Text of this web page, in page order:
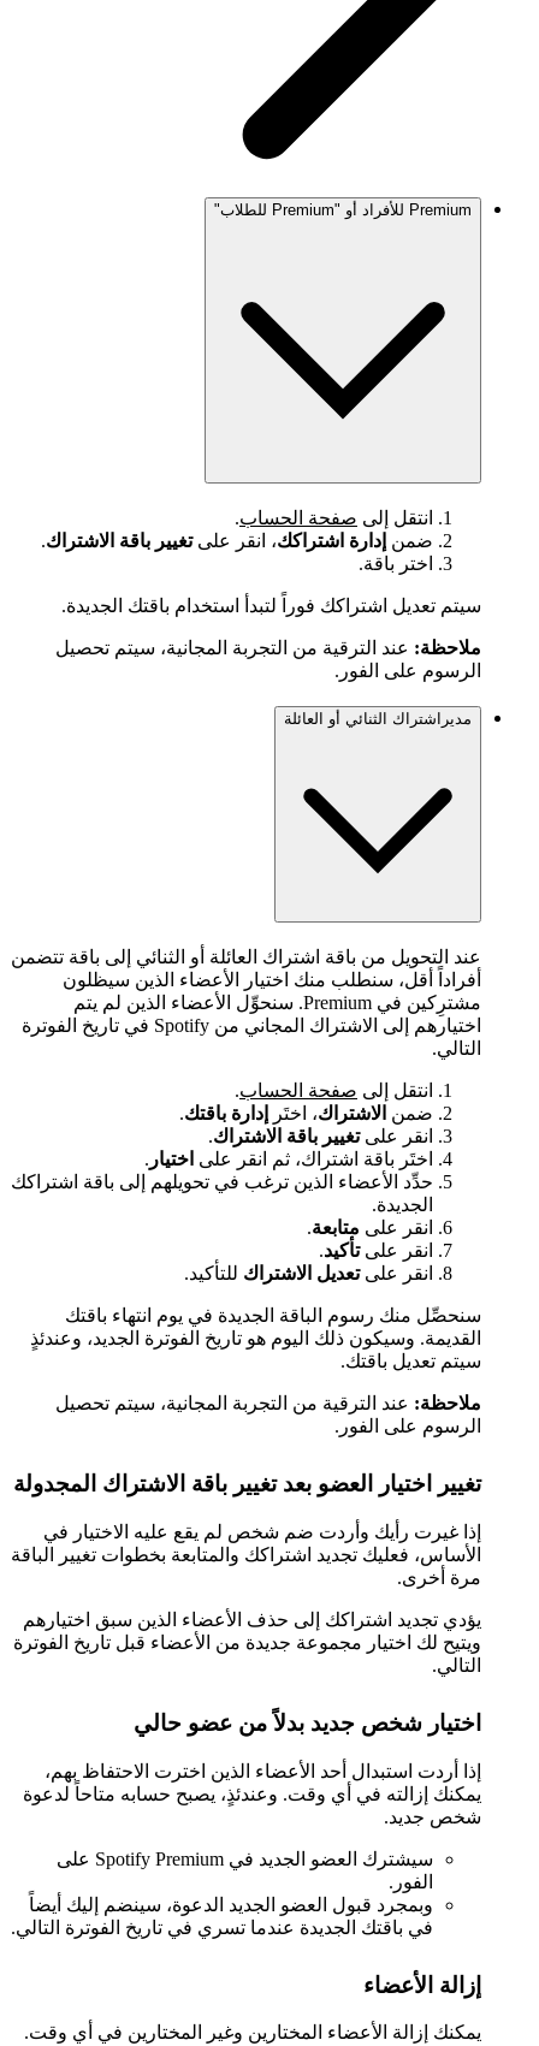
Premium للأفراد أو "Premium للطلاب"
انتقل إلى صفحة الحساب.
ضمن إدارة اشتراكك، انقر علىتغيير باقة الاشتراك.
اختر باقة.
سيتم تعديل اشتراكك فوراً لتبدأ استخدام باقتك الجديدة.
ملاحظة: عند الترقية من التجربة المجانية، سيتم تحصيل
الرسوم على الفور.
مديراشتراك الثنائي أو العائلة
عند التحويل من باقة اشتراك العائلة أو الثنائي إلى باقة تتضمن
أفراداً أقل، سنطلب منك اختيار الأعضاء الذين سيظلون
مشترِكين في Premium. سنحوِّل الأعضاء الذين لم يتم
اختيارهم إلى الاشتراك المجاني من Spotify في تاريخ الفوترة
التالي.
انتقل إلى صفحة الحساب.
ضمن الاشتراك، اختَر إدارة باقتك.
انقر علىتغيير باقة الاشتراك.
اختَر باقة اشتراك، ثم انقر على اختيار .
حدِّد الأعضاء الذين ترغب في تحويلهم إلى باقة اشتراكك
الجديدة.
انقر على متابعة.
انقر علىتأكيد.
انقر علىتعديل الاشتراك للتأكيد.
سنحصِّل منك رسوم الباقة الجديدة في يوم انتهاء باقتك
القديمة. وسيكون ذلك اليوم هو تاريخ الفوترة الجديد، وعندئذٍ
سيتم تعديل باقتك.
ملاحظة: عند الترقية من التجربة المجانية، سيتم تحصيل
الرسوم على الفور.
تغيير اختيار العضو بعد تغيير باقة الاشتراك المجدولة
إذا غيرت رأيك وأردت ضم شخص لم يقع عليه الاختيار في
الأساس، فعليك تجديد اشتراكك والمتابعة بخطوات تغيير الباقة
مرة أخرى.
يؤدي تجديد اشتراكك إلى حذف الأعضاء الذين سبق اختيارهم
ويتيح لك اختيار مجموعة جديدة من الأعضاء قبل تاريخ الفوترة
التالي.
اختيار شخص جديد بدلاً من عضو حالي
إذا أردت استبدال أحد الأعضاء الذين اخترت الاحتفاظ بهم،
يمكنك إزالته في أي وقت. وعندئذٍ، يصبح حسابه متاحاً لدعوة
شخص جديد.
سيشترك العضو الجديد في Spotify Premium على
الفور.
وبمجرد قبول العضو الجديد الدعوة، سينضم إليك أيضاً
في باقتك الجديدة عندما تسري في تاريخ الفوترة التالي.
إزالة الأعضاء
يمكنك إزالة الأعضاء المختارين وغير المختارين في أي وقت.